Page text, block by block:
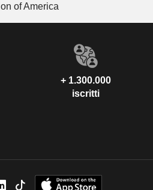
of America
+ 1.300.000
iscritti